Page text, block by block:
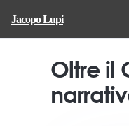
Jacopo Lupi
Oltre il